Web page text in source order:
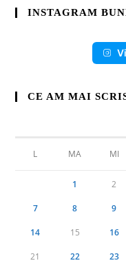
INSTAGRAM
CE AM MAI
L MA MI
1 2
7 8 9
14 15 16
21 22 23